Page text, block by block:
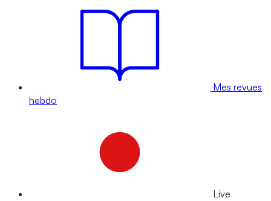
Mes revues
hebdo
Live